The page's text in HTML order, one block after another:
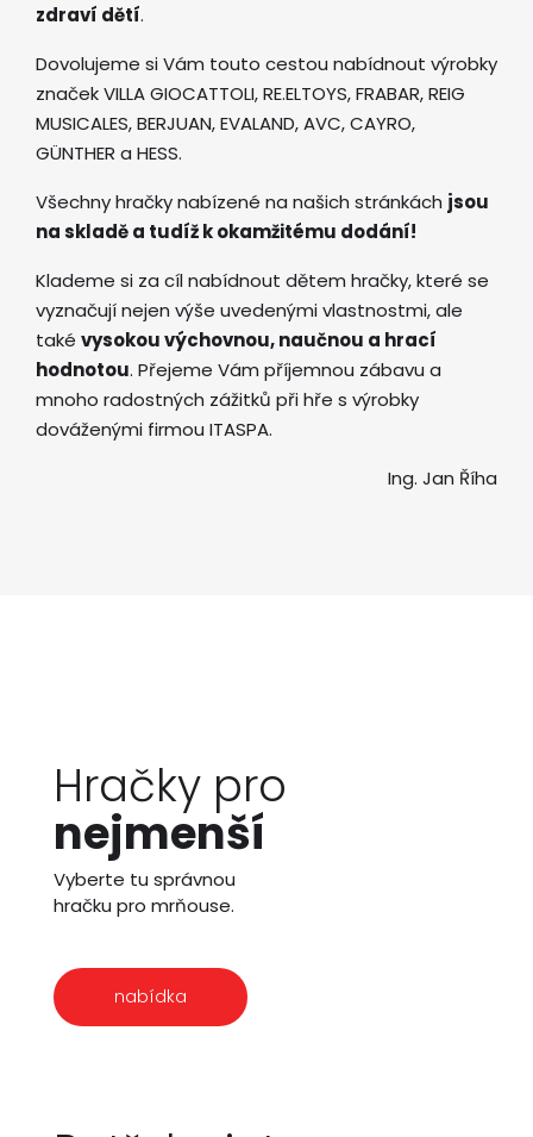
zdraví dětí.
Dovolujeme si Vám touto cestou nabídnout výrobky
značek VILLA GIOCATTOLI, RE.ELTOYS, FRABAR, REIG
MUSICALES, BERJUAN, EVALAND, AVC, CAYRO,
GÜNTHER a HESS.
Všechny hračky nabízené na našich stránkách jsou
na skladě a tudíž k okamžitému dodání!
Klademe si za cíl nabídnout dětem hračky, které se
vyznačují nejen výše uvedenými vlastnostmi, ale
také vysokou výchovnou, naučnou a hrací
hodnotou. Přejeme Vám příjemnou zábavu a
mnoho radostných zážitků při hře s výrobky
dováženými firmou ITASPA.
Ing. Jan Říha
Hračky pro
nejmenší
Vyberte tu správnou
hračku pro mrňouse.
nabídka